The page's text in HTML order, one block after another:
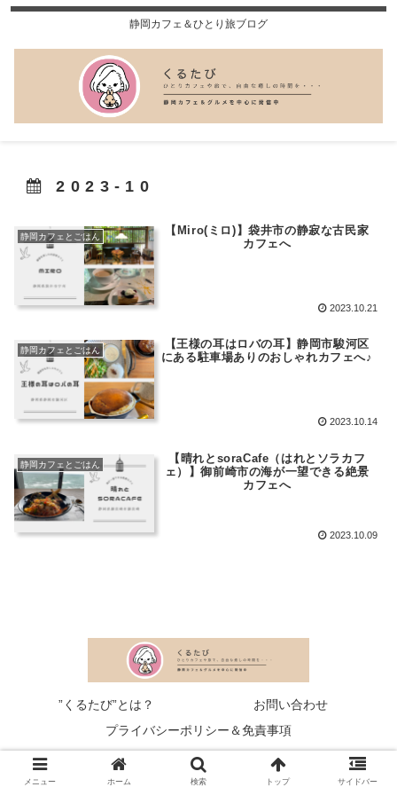
静岡カフェ＆ひとり旅ブログ
2023-10
静岡カフェとごはん
【Miro(ミロ)】袋井市の静寂な古民家
カフェへ
2023.10.21
静岡カフェとごはん
【王様の耳はロバの耳】静岡市駿河区
にある駐車場ありのおしゃれカフェへ♪
2023.10.14
静岡カフェとごはん
【晴れとsoraCafe（はれとソラカフ
ェ）】御前崎市の海が一望できる絶景
カフェへ
2023.10.09
”くるたび”とは？
お問い合わせ
プライバシーポリシー＆免責事項
© 2023 くるたび.
メニュー ホーム 検索 トップ サイドバー